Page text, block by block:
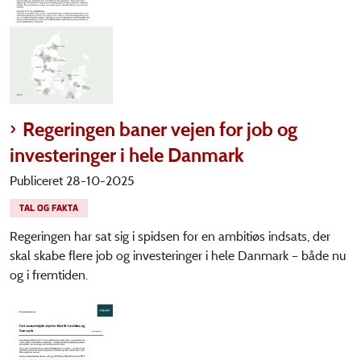
Regeringen baner vejen for job og
investeringer i hele Danmark
Publiceret 28-10-2025
TAL OG FAKTA
Regeringen har sat sig i spidsen for en ambitiøs indsats, der
skal skabe flere job og investeringer i hele Danmark – både nu
og i fremtiden.